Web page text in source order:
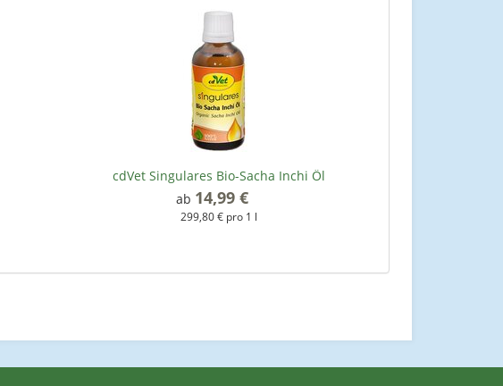
cdVet Singulares Bio-Sacha Inchi Öl
ab 14,99 €
299,80 € pro 1 l